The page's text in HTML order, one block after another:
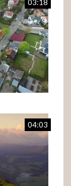
03:18
04:03